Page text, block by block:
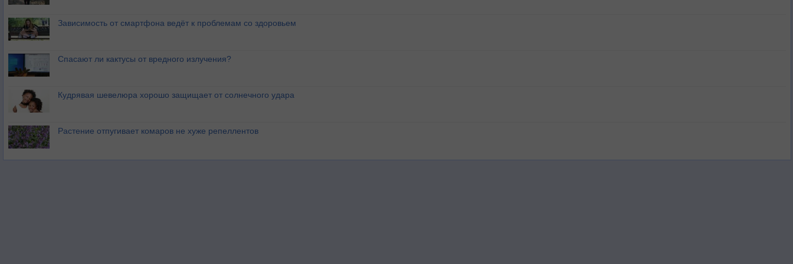
Зависимость от смартфона ведёт к проблемам со здоровьем
Спасают ли кактусы от вредного излучения?
Кудрявая шевелюра хорошо защищает от солнечного удара
Растение отпугивает комаров не хуже репеллентов